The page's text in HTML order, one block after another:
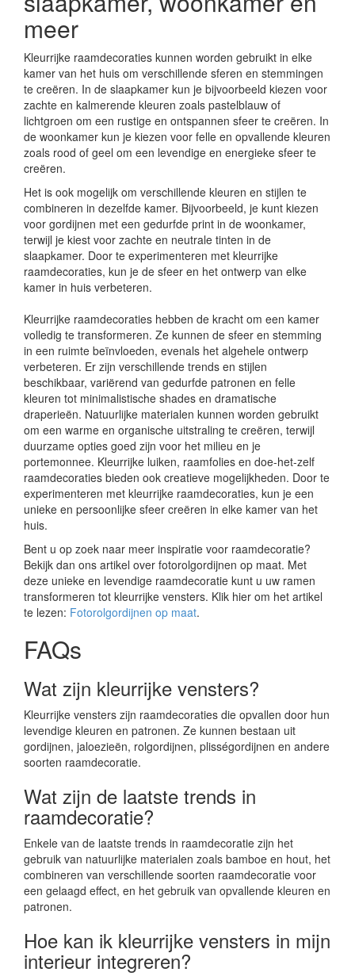
meer
Kleurrijke raamdecoraties kunnen worden gebruikt in elke
kamer van het huis om verschillende sferen en stemmingen
te creëren. In de slaapkamer kun je bijvoorbeeld kiezen voor
zachte en kalmerende kleuren zoals pastelblauw of
lichtgroen om een rustige en ontspannen sfeer te creëren. In
de woonkamer kun je kiezen voor felle en opvallende kleuren
zoals rood of geel om een levendige en energieke sfeer te
creëren.
Het is ook mogelijk om verschillende kleuren en stijlen te
combineren in dezelfde kamer. Bijvoorbeeld, je kunt kiezen
voor gordijnen met een gedurfde print in de woonkamer,
terwijl je kiest voor zachte en neutrale tinten in de
slaapkamer. Door te experimenteren met kleurrijke
raamdecoraties, kun je de sfeer en het ontwerp van elke
kamer in huis verbeteren.
Kleurrijke raamdecoraties hebben de kracht om een kamer
volledig te transformeren. Ze kunnen de sfeer en stemming
in een ruimte beïnvloeden, evenals het algehele ontwerp
verbeteren. Er zijn verschillende trends en stijlen
beschikbaar, variërend van gedurfde patronen en felle
kleuren tot minimalistische shades en dramatische
draperieën. Natuurlijke materialen kunnen worden gebruikt
om een warme en organische uitstraling te creëren, terwijl
duurzame opties goed zijn voor het milieu en je
portemonnee. Kleurrijke luiken, raamfolies en doe-het-zelf
raamdecoraties bieden ook creatieve mogelijkheden. Door te
experimenteren met kleurrijke raamdecoraties, kun je een
unieke en persoonlijke sfeer creëren in elke kamer van het
huis.
Bent u op zoek naar meer inspiratie voor raamdecoratie?
Bekijk dan ons artikel over fotorolgordijnen op maat. Met
deze unieke en levendige raamdecoratie kunt u uw ramen
transformeren tot kleurrijke vensters. Klik hier om het artikel
te lezen: Fotorolgordijnen op maat.
FAQs
Wat zijn kleurrijke vensters?
Kleurrijke vensters zijn raamdecoraties die opvallen door hun
levendige kleuren en patronen. Ze kunnen bestaan uit
gordijnen, jaloezieën, rolgordijnen, plisségordijnen en andere
soorten raamdecoratie.
Wat zijn de laatste trends in
raamdecoratie?
Enkele van de laatste trends in raamdecoratie zijn het
gebruik van natuurlijke materialen zoals bamboe en hout, het
combineren van verschillende soorten raamdecoratie voor
een gelaagd effect, en het gebruik van opvallende kleuren en
patronen.
Hoe kan ik kleurrijke vensters in mijn
interieur integreren?